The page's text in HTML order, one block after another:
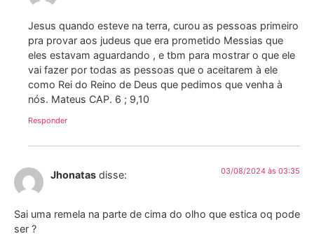
Jesus quando esteve na terra, curou as pessoas primeiro
pra provar aos judeus que era prometido Messias que
eles estavam aguardando , e tbm para mostrar o que ele
vai fazer por todas as pessoas que o aceitarem à ele
como Rei do Reino de Deus que pedimos que venha à
nós. Mateus CAP. 6 ; 9,10
Responder
Jhonatas disse: 03/08/2024 às 03:35
Sai uma remela na parte de cima do olho que estica oq pode
ser ?